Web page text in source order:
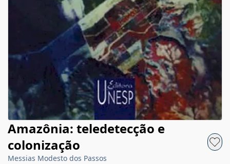
Amazônia: teledetecção e
colonização
Messias Modesto dos Passos